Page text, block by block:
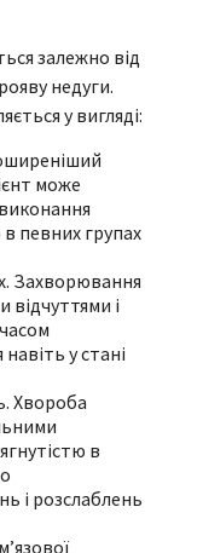
залежно від
недуги.
у вигляді:
може
певних групах
Захворювання
і
у стані
Хвороба
в
і розслаблень